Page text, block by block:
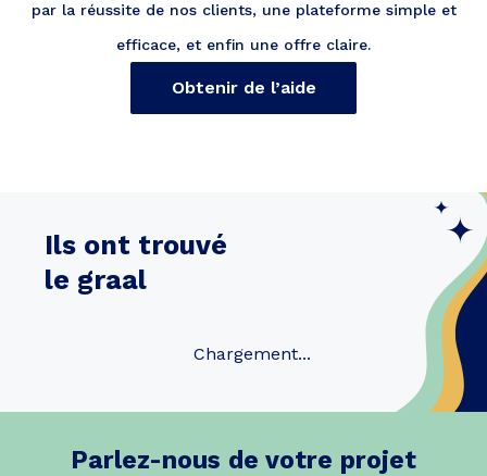
par la réussite de nos clients, une plateforme simple et
efficace, et enfin une offre claire.
Obtenir de l’aide
Ils ont trouvé
le graal
Chargement...
Parlez-nous de votre projet